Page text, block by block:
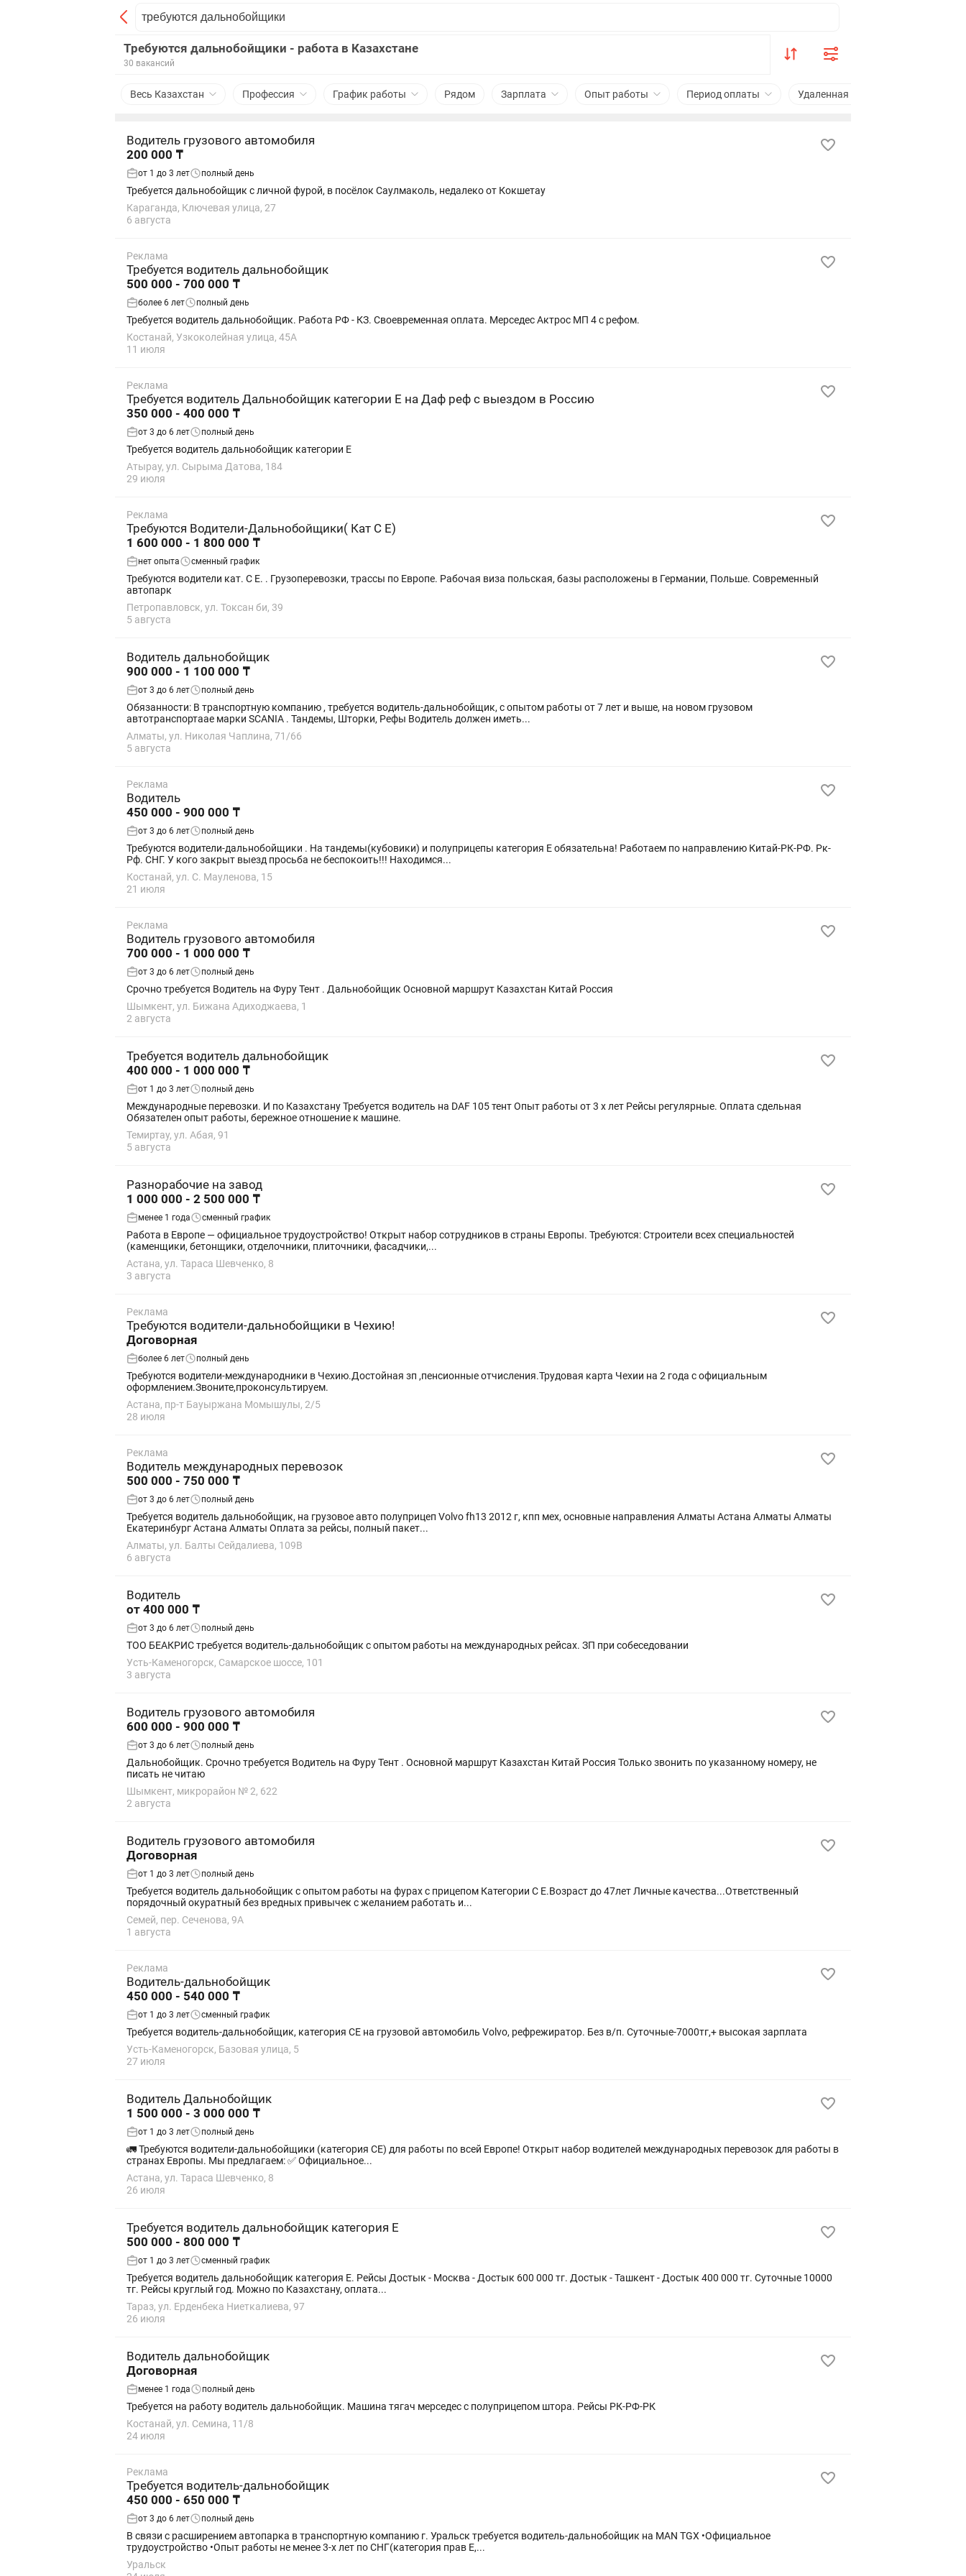
Требуются дальнобойщики - работа в Казахстане
30 вакансий
Весь Казахстан Профессия График работы Рядом Зарплата Опыт работы Период оплаты Удаленная работа
Водитель грузового автомобиля
200 000 ₸
от 1 до 3 лет полный день
Требуется дальнобойщик с личной фурой, в посёлок Саулмаколь, недалеко от Кокшетау
Караганда, Ключевая улица, 27
6 августа
Реклама
Требуется водитель дальнобойщик
500 000 - 700 000 ₸
более 6 лет полный день
Требуется водитель дальнобойщик. Работа РФ - КЗ. Своевременная оплата. Мерседес Актрос МП 4 с рефом.
Костанай, Узкоколейная улица, 45А
11 июля
Реклама
Требуется водитель Дальнобойщик категории Е на Даф реф с выездом в Россию
350 000 - 400 000 ₸
от 3 до 6 лет полный день
Требуется водитель дальнобойщик категории Е
Атырау, ул. Сырыма Датова, 184
29 июля
Реклама
Требуются Водители-Дальнобойщики( Кат С Е)
1 600 000 - 1 800 000 ₸
нет опыта сменный график
Требуются водители кат. С Е. . Грузоперевозки, трассы по Европе. Рабочая виза польская, базы расположены в Германии, Польше. Современный
автопарк
Петропавловск, ул. Токсан би, 39
5 августа
Водитель дальнобойщик
900 000 - 1 100 000 ₸
от 3 до 6 лет полный день
Обязанности: В транспортную компанию , требуется водитель-дальнобойщик, с опытом работы от 7 лет и выше, на новом грузовом
автотранспортаае марки SCANIA . Тандемы, Шторки, Рефы Водитель должен иметь...
Алматы, ул. Николая Чаплина, 71/66
5 августа
Реклама
Водитель
450 000 - 900 000 ₸
от 3 до 6 лет полный день
Требуются водители-дальнобойщики . На тандемы(кубовики) и полуприцепы категория Е обязательна! Работаем по направлению Китай-РК-РФ. Рк-
Рф. СНГ. У кого закрыт выезд просьба не беспокоить!!! Находимся...
Костанай, ул. С. Мауленова, 15
21 июля
Реклама
Водитель грузового автомобиля
700 000 - 1 000 000 ₸
от 3 до 6 лет полный день
Срочно требуется Водитель на Фуру Тент . Дальнобойщик Основной маршрут Казахстан Китай Россия
Шымкент, ул. Бижана Адиходжаева, 1
2 августа
Требуется водитель дальнобойщик
400 000 - 1 000 000 ₸
от 1 до 3 лет полный день
Международные перевозки. И по Казахстану Требуется водитель на DAF 105 тент Опыт работы от 3 х лет Рейсы регулярные. Оплата сдельная
Обязателен опыт работы, бережное отношение к машине.
Темиртау, ул. Абая, 91
5 августа
Разнорабочие на завод
1 000 000 - 2 500 000 ₸
менее 1 года сменный график
Работа в Европе — официальное трудоустройство! Открыт набор сотрудников в страны Европы. Требуются: Строители всех специальностей
(каменщики, бетонщики, отделочники, плиточники, фасадчики,...
Астана, ул. Тараса Шевченко, 8
3 августа
Реклама
Требуются водители-дальнобойщики в Чехию!
Договорная
более 6 лет полный день
Требуются водители-международники в Чехию.Достойная зп ,пенсионные отчисления.Трудовая карта Чехии на 2 года с официальным
оформлением.Звоните,проконсультируем.
Астана, пр-т Бауыржана Момышулы, 2/5
28 июля
Реклама
Водитель международных перевозок
500 000 - 750 000 ₸
от 3 до 6 лет полный день
Требуется водитель дальнобойщик, на грузовое авто полуприцеп Volvo fh13 2012 г, кпп мех, основные направления Алматы Астана Алматы Алматы
Екатеринбург Астана Алматы Оплата за рейсы, полный пакет...
Алматы, ул. Балты Сейдалиева, 109В
6 августа
Водитель
от 400 000 ₸
от 3 до 6 лет полный день
ТОО БЕАКРИС требуется водитель-дальнобойщик с опытом работы на международных рейсах. ЗП при собеседовании
Усть-Каменогорск, Самарское шоссе, 101
3 августа
Водитель грузового автомобиля
600 000 - 900 000 ₸
от 3 до 6 лет полный день
Дальнобойщик. Срочно требуется Водитель на Фуру Тент . Основной маршрут Казахстан Китай Россия Только звонить по указанному номеру, не
писать не читаю
Шымкент, микрорайон № 2, 622
2 августа
Водитель грузового автомобиля
Договорная
от 1 до 3 лет полный день
Требуется водитель дальнобойщик с опытом работы на фурах с прицепом Категории С Е.Возраст до 47лет Личные качества...Ответственный
порядочный окуратный без вредных привычек с желанием работать и...
Семей, пер. Сеченова, 9А
1 августа
Реклама
Водитель-дальнобойщик
450 000 - 540 000 ₸
от 1 до 3 лет сменный график
Требуется водитель-дальнобойщик, категория CE на грузовой автомобиль Volvo, рефрежиратор. Без в/п. Суточные-7000тг,+ высокая зарплата
Усть-Каменогорск, Базовая улица, 5
27 июля
Водитель Дальнобойщик
1 500 000 - 3 000 000 ₸
от 1 до 3 лет полный день
🚛 Требуются водители-дальнобойщики (категория CE) для работы по всей Европе! Открыт набор водителей международных перевозок для работы в
странах Европы. Мы предлагаем: ✅ Официальное...
Астана, ул. Тараса Шевченко, 8
26 июля
Требуется водитель дальнобойщик категория Е
500 000 - 800 000 ₸
от 1 до 3 лет сменный график
Требуется водитель дальнобойщик категория Е. Рейсы Достык - Москва - Достык 600 000 тг. Достык - Ташкент - Достык 400 000 тг. Суточные 10000
тг. Рейсы круглый год. Можно по Казахстану, оплата...
Тараз, ул. Ерденбека Ниеткалиева, 97
26 июля
Водитель дальнобойщик
Договорная
менее 1 года полный день
Требуется на работу водитель дальнобойщик. Машина тягач мерседес с полуприцепом штора. Рейсы РК-РФ-РК
Костанай, ул. Семина, 11/8
24 июля
Реклама
Требуется водитель-дальнобойщик
450 000 - 650 000 ₸
от 3 до 6 лет полный день
В связи с расширением автопарка в транспортную компанию г. Уральск требуется водитель-дальнобойщик на MAN TGX •Официальное
трудоустройство •Опыт работы не менее 3-х лет по СНГ(категория прав E,...
Уральск